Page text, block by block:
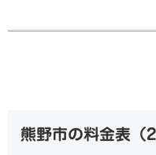
熊野市の料金表（